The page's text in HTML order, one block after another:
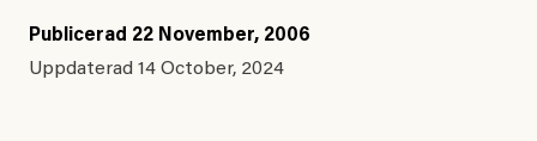
Publicerad 22 November, 2006
Uppdaterad 14 October, 2024